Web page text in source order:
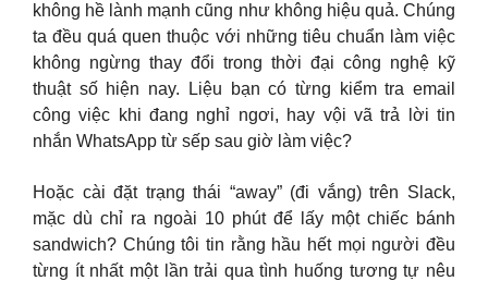
không hề lành mạnh cũng như không hiệu quả. Chúng
ta đều quá quen thuộc với những tiêu chuẩn làm việc
không ngừng thay đổi trong thời đại công nghệ kỹ
thuật số hiện nay. Liệu bạn có từng kiểm tra email
công việc khi đang nghỉ ngơi, hay vội vã trả lời tin
nhắn WhatsApp từ sếp sau giờ làm việc?
Hoặc cài đặt trạng thái “away” (đi vắng) trên Slack,
mặc dù chỉ ra ngoài 10 phút để lấy một chiếc bánh
sandwich? Chúng tôi tin rằng hầu hết mọi người đều
từng ít nhất một lần trải qua tình huống tương tự nêu